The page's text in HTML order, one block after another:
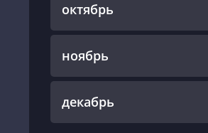
октябрь
ноябрь
декабрь